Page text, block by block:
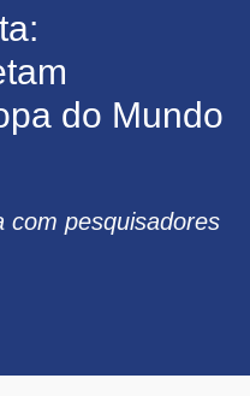
do Mundo
com pesquisadores